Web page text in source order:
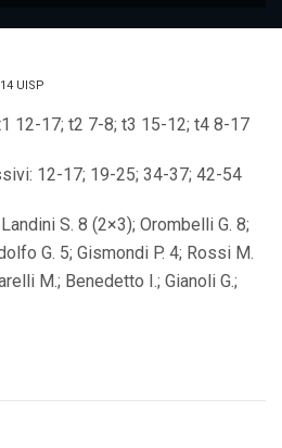
UISP
12-17; t2 7-8; t3 15-12; t4 8-17
12-17; 19-25; 34-37; 42-54
S. 8 (2×3); Orombelli G. 8;
G. 5; Gismondi P. 4; Rossi M.
M.; Benedetto I.; Gianoli G.;